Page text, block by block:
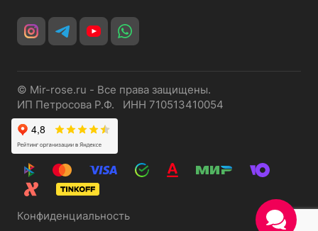
© Mir-rose.ru - Все права защищены.
ИП Петросова Р.Ф. ИНН 710513410054
Конфиденциальность